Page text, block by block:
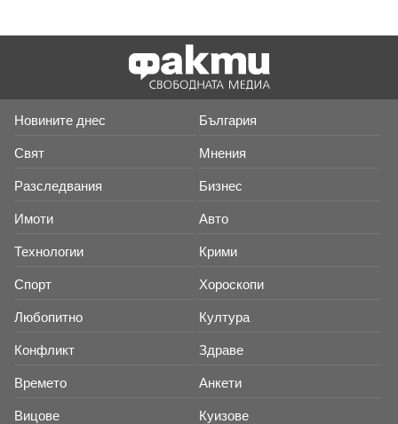
Новините днес България
Свят Мнения
Разследвания Бизнес
Имоти Авто
Технологии Крими
Спорт Хороскопи
Любопитно Култура
Конфликт Здраве
Времето Анкети
Вицове Куизове